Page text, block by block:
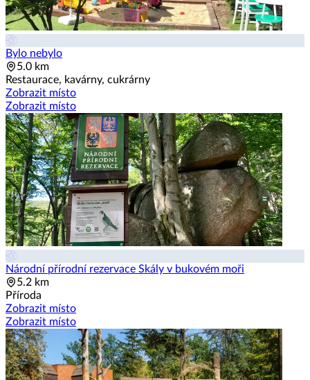
Bylo nebylo
5.0 km
Restaurace, kavárny, cukrárny
Zobrazit místo
Zobrazit místo
Národní přírodní rezervace Skály v bukovém moři
5.2 km
Příroda
Zobrazit místo
Zobrazit místo